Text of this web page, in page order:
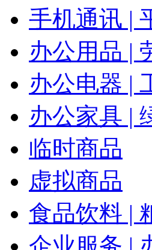
手机通讯 |
办公用品 |
办公电器 |
办公家具 |
临时商品
虚拟商品
食品饮料 |